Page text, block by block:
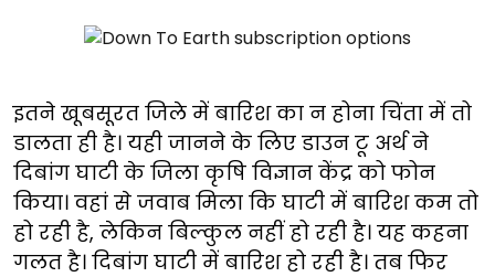
इतने खूबसूरत जिले में बारिश का न होना चिंता में तो
डालता ही है। यही जानने के लिए डाउन टू अर्थ ने
दिबांग घाटी के जिला कृषि विज्ञान केंद्र को फोन
किया। वहां से जवाब मिला कि घाटी में बारिश कम तो
हो रही है, लेकिन बिल्कुल नहीं हो रही है। यह कहना
गलत है। दिबांग घाटी में बारिश हो रही है। तब फिर